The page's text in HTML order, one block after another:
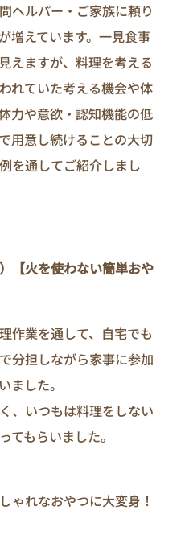
ヘルパー・ご家族に頼り
増えています。一見食事
えますが、料理を考える
ていた考える機会や体
力や意欲・認知機能の低
用意し続けることの大切
を通してご紹介しまし
【火を使わない簡単おや
作業を通して、自宅でも
分担しながら家事に参加
ました。
、いつもは料理をしない
てもらいました。
れなおやつに大変身！